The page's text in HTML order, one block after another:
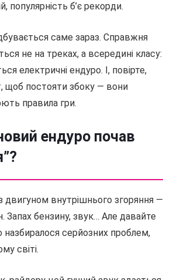
популярність б’є рекорди.
саме зараз. Справжня
не на треках, а всередині класу:
електричні ендуро. І, повірте,
щоб постояти збоку — вони
правила гри.
ендуро почав
двигуном внутрішнього згоряння —
Запах бензину, звук… Але давайте
назбиралося серйозних проблем,
світі.